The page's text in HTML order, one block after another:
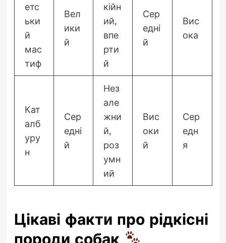
етс
ьки
й
мас
тиф
Вел
ики
й
кійн
ий,
впе
рти
й
Сер
едні
й
Вис
ока
Кат
алб
уру
н
Сер
едні
й
Нез
але
жни
й,
роз
умн
ий
Вис
оки
й
Сер
едн
я
Цікаві факти про рідкісні